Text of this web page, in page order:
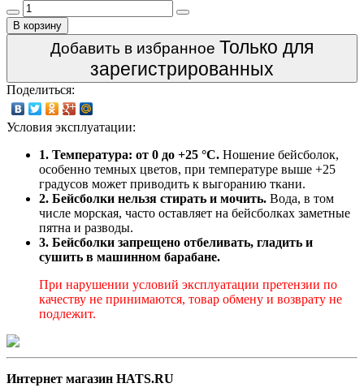
В корзину
Добавить в избранное Только для
зарегистрированных
Поделиться:
Условия эксплуатации:
1. Температура: от 0 до +25 °C. Ношение бейсболок,
особенно темных цветов, при температуре выше +25
градусов может приводить к выгоранию ткани.
2. Бейсболки нельзя стирать и мочить. Вода, в том
числе морская, часто оставляет на бейсболках заметные
пятна и разводы.
3. Бейсболки запрещено отбеливать, гладить и
сушить в машинном барабане.
При нарушении условий эксплуатации претензии по
качеству не принимаются, товар обмену и возврату не
подлежит.
Интернет магазин HATS.RU